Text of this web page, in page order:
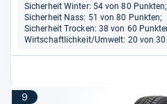
Sicherheit Winter: 54 von 80 Punkten;
Sicherheit Nass: 51 von 80 Punkten;
Sicherheit Trocken: 38 von 60
Wirtschaftlichkeit/Umwelt: 20 von 30
9